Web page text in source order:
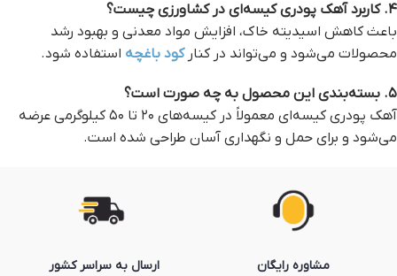
۴. کاربرد آهک پودری کیسه‌ای در کشاورزی چیست؟
باعث کاهش اسیدیته خاک، افزایش مواد معدنی و بهبود رشد
محصولات می‌شود و می‌تواند در کنارکود باغچه استفاده شود.
۵. بسته‌بندی این محصول به چه صورت است؟
آهک پودری کیسه‌ای معمولاً در کیسه‌های ۲۰ تا ۵۰ کیلوگرمی عرضه
می‌شود و برای حمل و نگهداری آسان طراحی شده است.
مشاوره رایگان ارسال به سراسر کشور